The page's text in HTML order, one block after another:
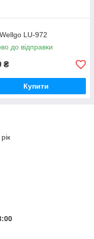
LU-972
до відправки
₴
Купити